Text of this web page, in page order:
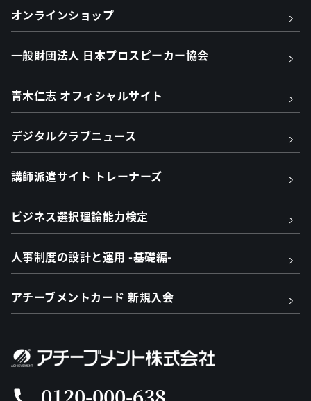
オンラインショップ
一般財団法人 日本プロスピーカー協会
青木仁志 オフィシャルサイト
デジタルクラブニュース
講師派遣サイト トレーナーズ
ビジネス選択理論能力検定
人事制度の設計と運用 -基礎編-
アチーブメントカード 新規入会